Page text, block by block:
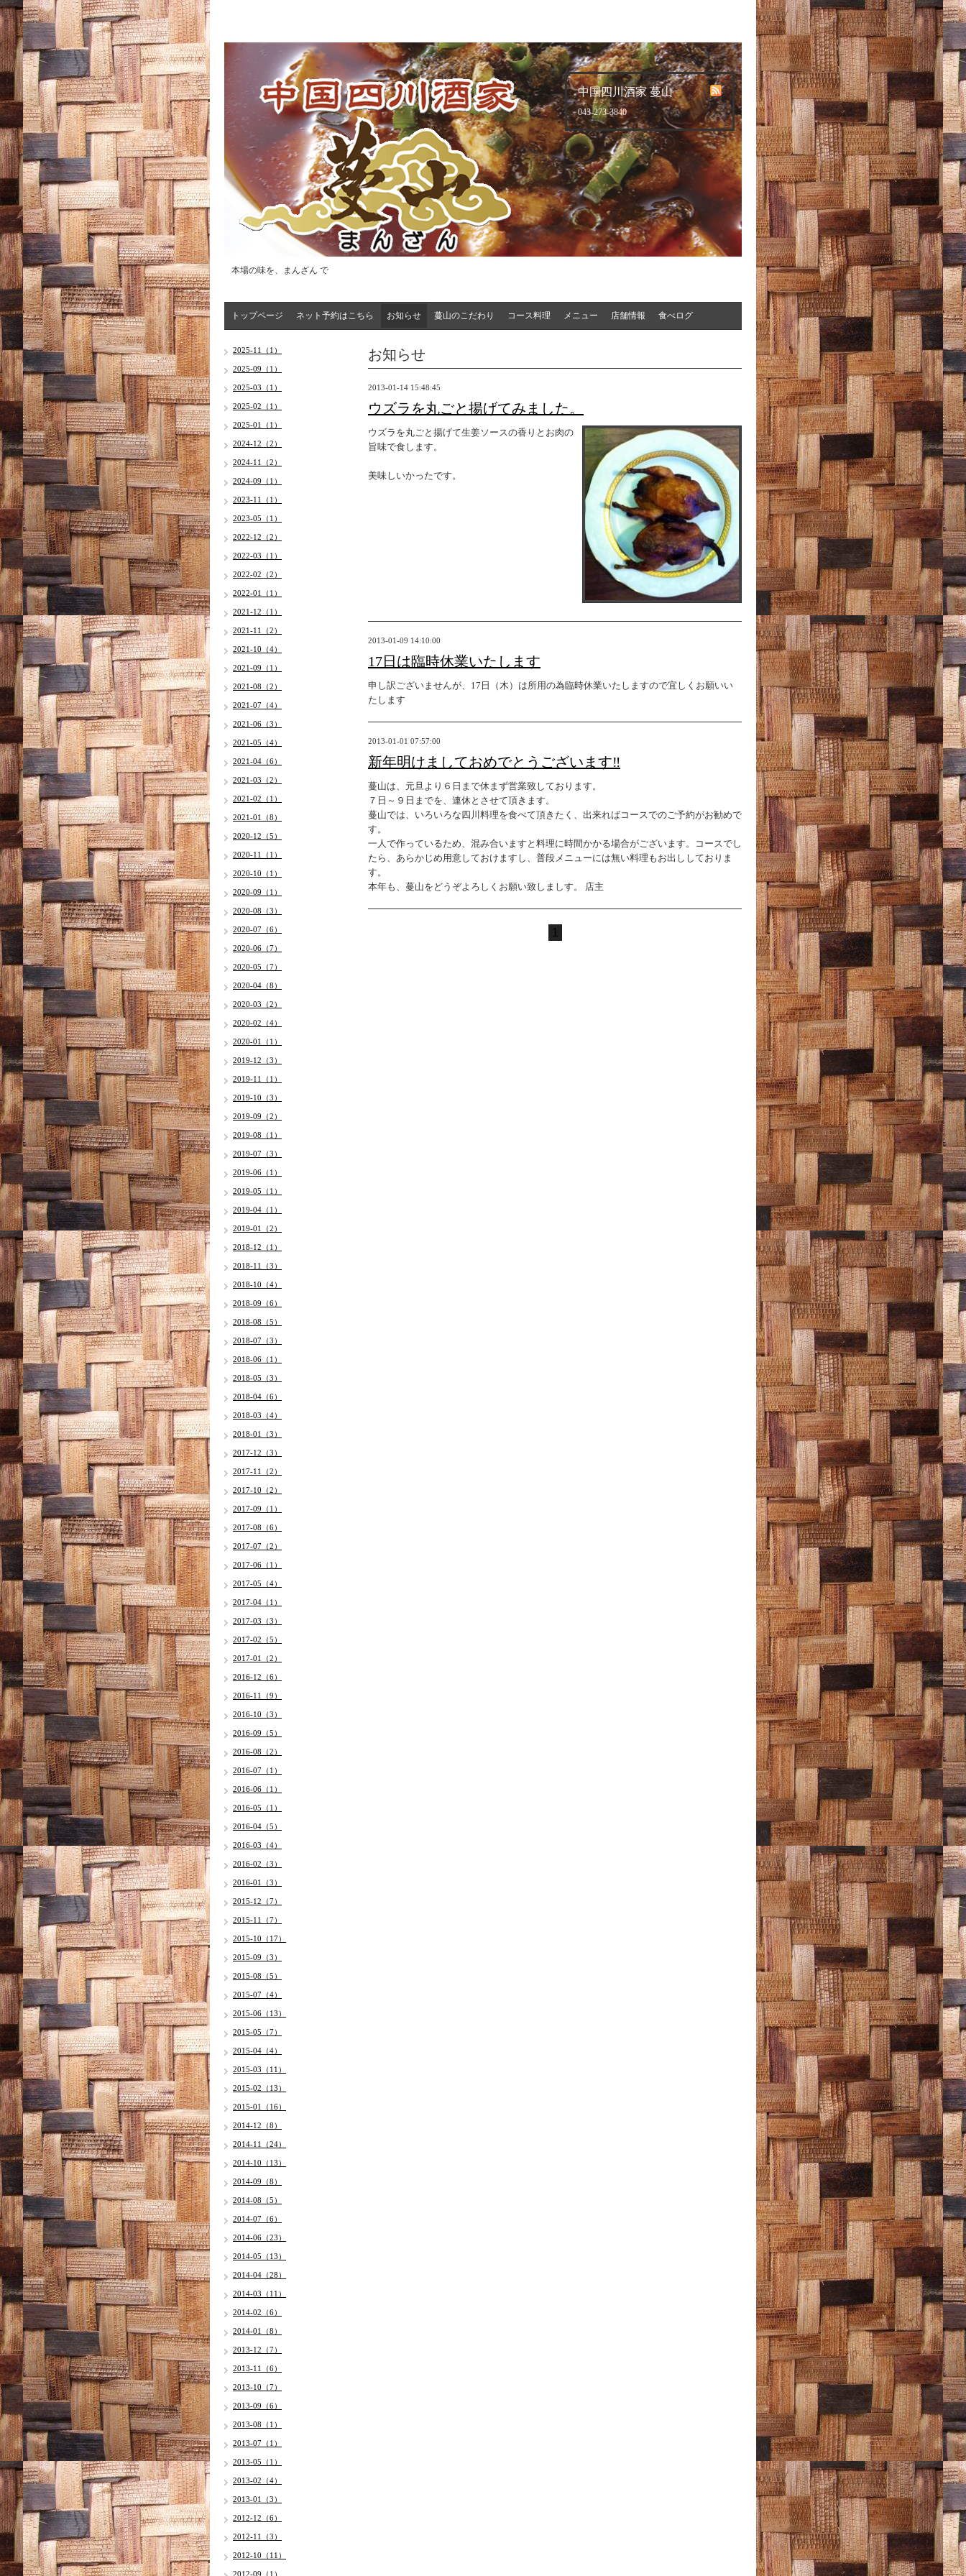
中国四川酒家 蔓山
043-273-3840
本場の味を、まんざん で
トップページ ネット予約はこちら お知らせ 蔓山のこだわり コース料理 メニュー 店舗情報 食べログ
お知らせ
2013-01-14 15:48:45
ウズラを丸ごと揚げてみました。
ウズラを丸ごと揚げて生姜ソースの香りとお肉の
旨味で食します。
美味しいかったです。
2013-01-09 14:10:00
17日は臨時休業いたします
申し訳ございませんが、17日（木）は所用の為臨時休業いたしますので宜しくお願いい
たします
2013-01-01 07:57:00
新年明けましておめでとうございます‼
蔓山は、元旦より６日まで休まず営業致しております。
７日～９日までを、連休とさせて頂きます。
蔓山では、いろいろな四川料理を食べて頂きたく、出来ればコースでのご予約がお勧めで
す。
一人で作っているため、混み合いますと料理に時間かかる場合がございます。コースでし
たら、あらかじめ用意しておけますし、普段メニューには無い料理もお出ししておりま
す。
本年も、蔓山をどうぞよろしくお願い致しましす。 店主
1
2025-11（1）
2025-09（1）
2025-03（1）
2025-02（1）
2025-01（1）
2024-12（2）
2024-11（2）
2024-09（1）
2023-11（1）
2023-05（1）
2022-12（2）
2022-03（1）
2022-02（2）
2022-01（1）
2021-12（1）
2021-11（2）
2021-10（4）
2021-09（1）
2021-08（2）
2021-07（4）
2021-06（3）
2021-05（4）
2021-04（6）
2021-03（2）
2021-02（1）
2021-01（8）
2020-12（5）
2020-11（1）
2020-10（1）
2020-09（1）
2020-08（3）
2020-07（6）
2020-06（7）
2020-05（7）
2020-04（8）
2020-03（2）
2020-02（4）
2020-01（1）
2019-12（3）
2019-11（1）
2019-10（3）
2019-09（2）
2019-08（1）
2019-07（3）
2019-06（1）
2019-05（1）
2019-04（1）
2019-01（2）
2018-12（1）
2018-11（3）
2018-10（4）
2018-09（6）
2018-08（5）
2018-07（3）
2018-06（1）
2018-05（3）
2018-04（6）
2018-03（4）
2018-01（3）
2017-12（3）
2017-11（2）
2017-10（2）
2017-09（1）
2017-08（6）
2017-07（2）
2017-06（1）
2017-05（4）
2017-04（1）
2017-03（3）
2017-02（5）
2017-01（2）
2016-12（6）
2016-11（9）
2016-10（3）
2016-09（5）
2016-08（2）
2016-07（1）
2016-06（1）
2016-05（1）
2016-04（5）
2016-03（4）
2016-02（3）
2016-01（3）
2015-12（7）
2015-11（7）
2015-10（17）
2015-09（3）
2015-08（5）
2015-07（4）
2015-06（13）
2015-05（7）
2015-04（4）
2015-03（11）
2015-02（13）
2015-01（16）
2014-12（8）
2014-11（24）
2014-10（13）
2014-09（8）
2014-08（5）
2014-07（6）
2014-06（23）
2014-05（13）
2014-04（28）
2014-03（11）
2014-02（6）
2014-01（8）
2013-12（7）
2013-11（6）
2013-10（7）
2013-09（6）
2013-08（1）
2013-07（1）
2013-05（1）
2013-02（4）
2013-01（3）
2012-12（6）
2012-11（3）
2012-10（11）
2012-09（1）